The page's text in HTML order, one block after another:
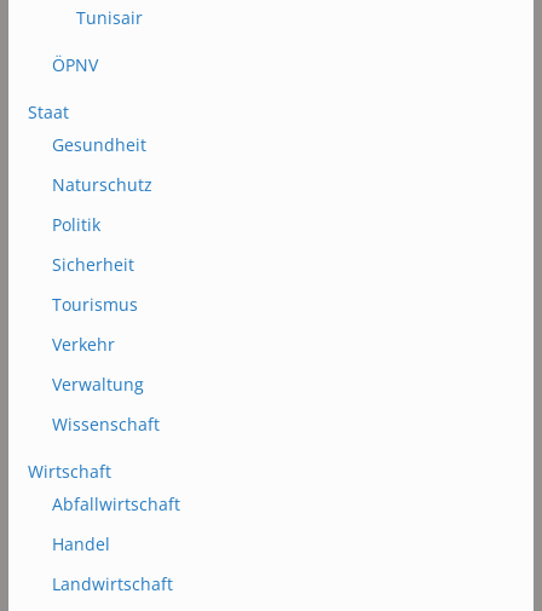
Tunisair
ÖPNV
Staat
Gesundheit
Naturschutz
Politik
Sicherheit
Tourismus
Verkehr
Verwaltung
Wissenschaft
Wirtschaft
Abfallwirtschaft
Handel
Landwirtschaft